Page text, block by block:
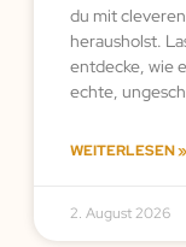
du mit
herausholst.
entdecke, wie
echte,
WEITERLESEN »
2. August 2026